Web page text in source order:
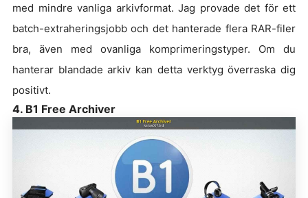
med mindre vanliga arkivformat. Jag provade det för ett
batch-extraheringsjobb och det hanterade flera RAR-filer
bra, även med ovanliga komprimeringstyper. Om du
hanterar blandade arkiv kan detta verktyg överraska dig
positivt.
4. B1 Free Archiver